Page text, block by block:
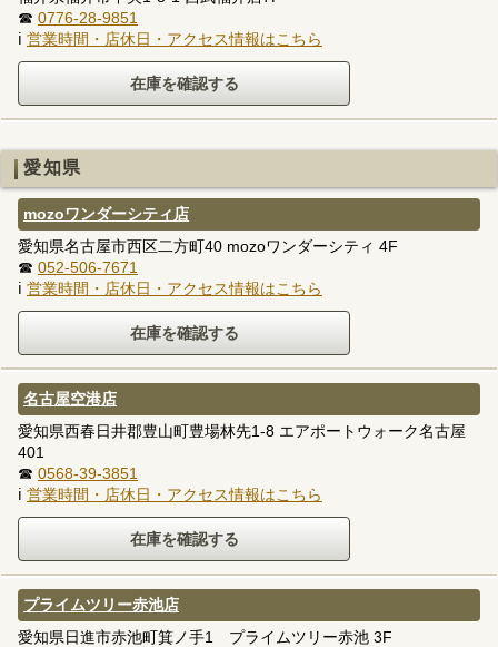
☎ 0776-28-9851
ℹ 営業時間・店休日・アクセス情報はこちら
愛知県
mozoワンダーシティ店
愛知県名古屋市西区二方町40 mozoワンダーシティ 4F
☎ 052-506-7671
ℹ 営業時間・店休日・アクセス情報はこちら
名古屋空港店
愛知県西春日井郡豊山町豊場林先1-8 エアポートウォーク名古屋
401
☎ 0568-39-3851
ℹ 営業時間・店休日・アクセス情報はこちら
プライムツリー赤池店
愛知県日進市赤池町箕ノ手1 プライムツリー赤池 3F